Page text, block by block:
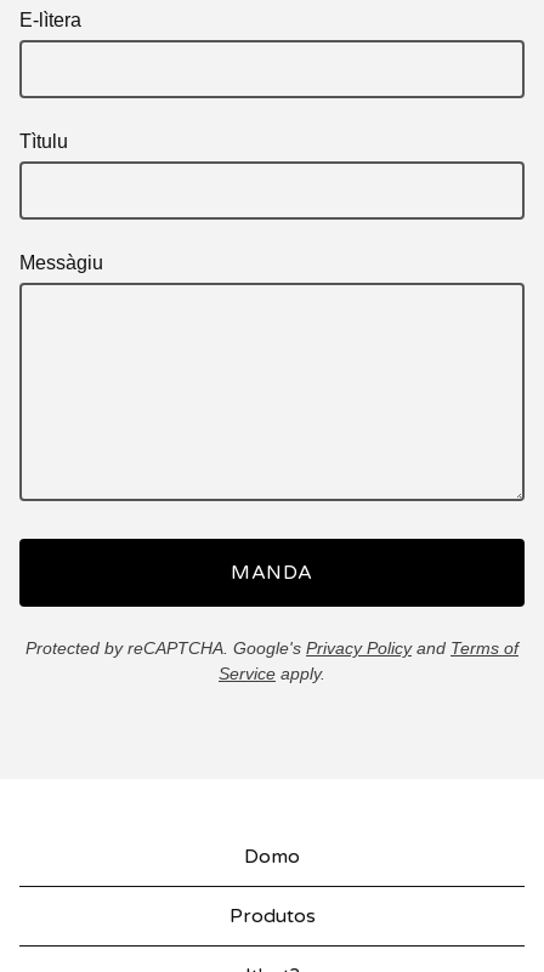
E-lìtera
Tìtulu
Messàgiu
MANDA
Protected by reCAPTCHA. Google's Privacy Policyand Terms of
Service apply.
Domo
Produtos